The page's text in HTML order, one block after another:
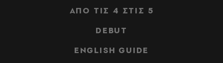
ΑΠΟ ΤΙΣ 4 ΣΤΙΣ 5
DEBUT
ENGLISH GUIDE